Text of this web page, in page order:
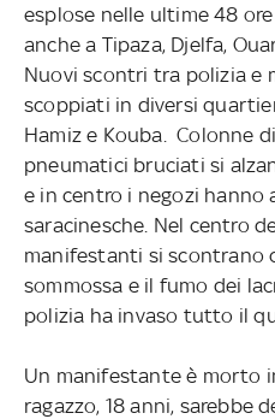
esplose nelle ultime 48
anche a Tipaza, Djelfa,
Nuovi scontri tra polizia e
scoppiati in diversi
Hamiz e Kouba. Colonne
pneumatici bruciati si
e in centro i negozi hanno
saracinesche. Nel centro
manifestanti si scontrano
sommossa e il fumo dei
polizia ha invaso tutto il
Un manifestante è morto
ragazzo, 18 anni, sarebbe